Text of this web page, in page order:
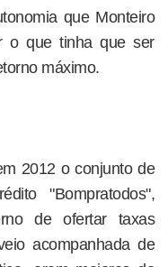
que Monteiro
o que tinha que ser
máximo.
2012 o conjunto de
"Bompratodos",
de ofertar taxas
acompanhada de